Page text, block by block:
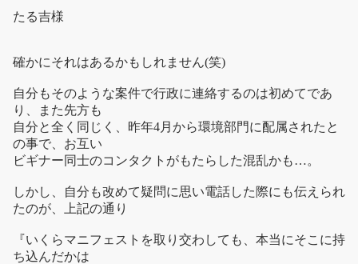
たる吉様
確かにそれはあるかもしれません(笑)
自分もそのような案件で行政に連絡するのは初めてであ
り、また先方も
自分と全く同じく、昨年4月から環境部門に配属されたと
の事で、お互い
ビギナー同士のコンタクトがもたらした混乱かも…。
しかし、自分も改めて疑問に思い電話した際にも伝えられ
たのが、上記の通り
『いくらマニフェストを取り交わしても、本当にそこに持
ち込んだかは